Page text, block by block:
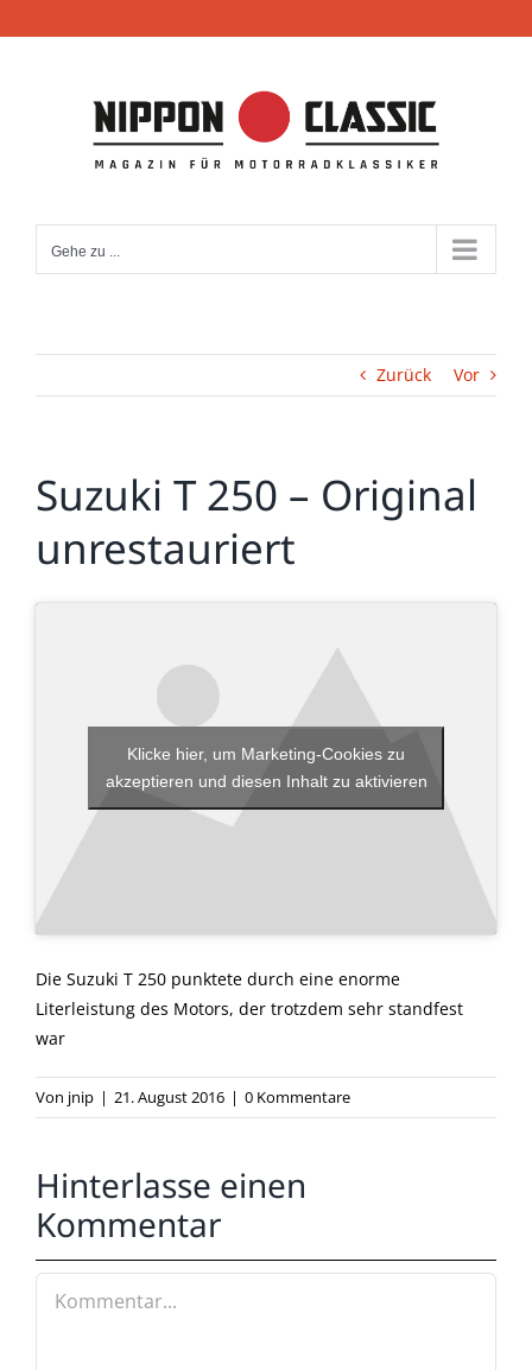
Inhalt
Gehe zu ...
Zurück Vor
Suzuki T 250 – Original
unrestauriert
Klicke hier, um Marketing-Cookies zu
akzeptieren und diesen Inhalt zu aktivieren
Die Suzuki T 250 punktete durch eine enorme
Literleistung des Motors, der trotzdem sehr standfest
war
Von jnip | 21. August 2016 | 0 Kommentare
Hinterlasse einen
Kommentar